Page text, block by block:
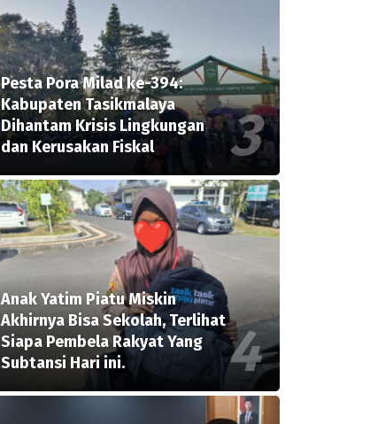
Pesta Pora Milad ke-394:
Kabupaten Tasikmalaya
Dihantam Krisis Lingkungan
dan Kerusakan Fiskal
Anak Yatim Piatu Miskin
Akhirnya Bisa Sekolah, Terlihat
Siapa Pembela Rakyat Yang
Subtansi Hari ini.